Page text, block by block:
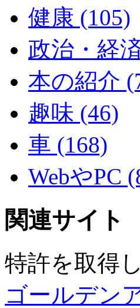
健康 (105)
政治・経
本の紹介
趣味 (46)
車 (168)
WebやPC
関連サイト
特許を取得
ゴールデン